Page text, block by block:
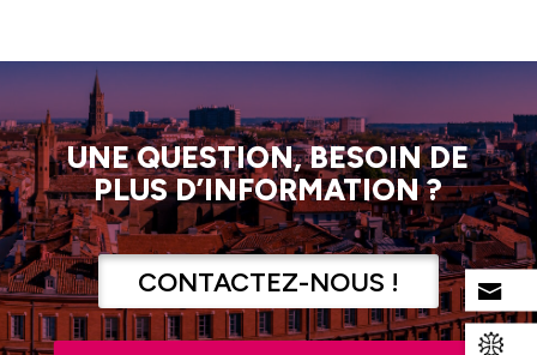
UNE QUESTION, BESOIN DE
PLUS D’INFORMATION ?
CONTACTEZ-NOUS !